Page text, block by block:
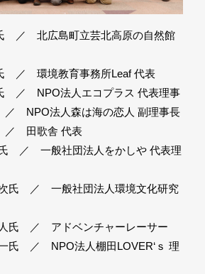
／ 北広島町立芸北高原の自然館
／ 環境教育事務所Leaf 代表
／ NPO法人エコプラス 代表理事
NPO法人森は海の恋人 副理事長
／ 田歌舎 代表
／ 一般社団法人をかしや 代表理
次氏 ／ 一般社団法人環境文化研究
人氏 ／ アドベンチャーレーサー
氏 ／ NPO法人棚田LOVER‘ｓ 理